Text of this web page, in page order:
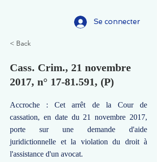
Se connecter
< Back
Cass. Crim., 21 novembre
2017, n° 17-81.591, (P)
Accroche : Cet arrêt de la Cour de
cassation, en date du 21 novembre 2017,
porte sur une demande d'aide
juridictionnelle et la violation du droit à
l'assistance d'un avocat.